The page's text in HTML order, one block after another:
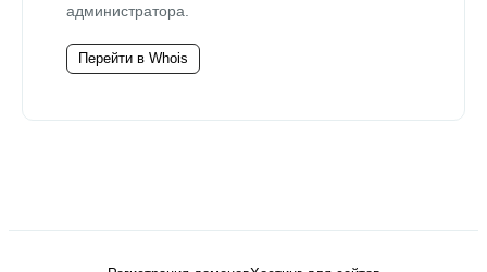
администратора.
Перейти в Whois